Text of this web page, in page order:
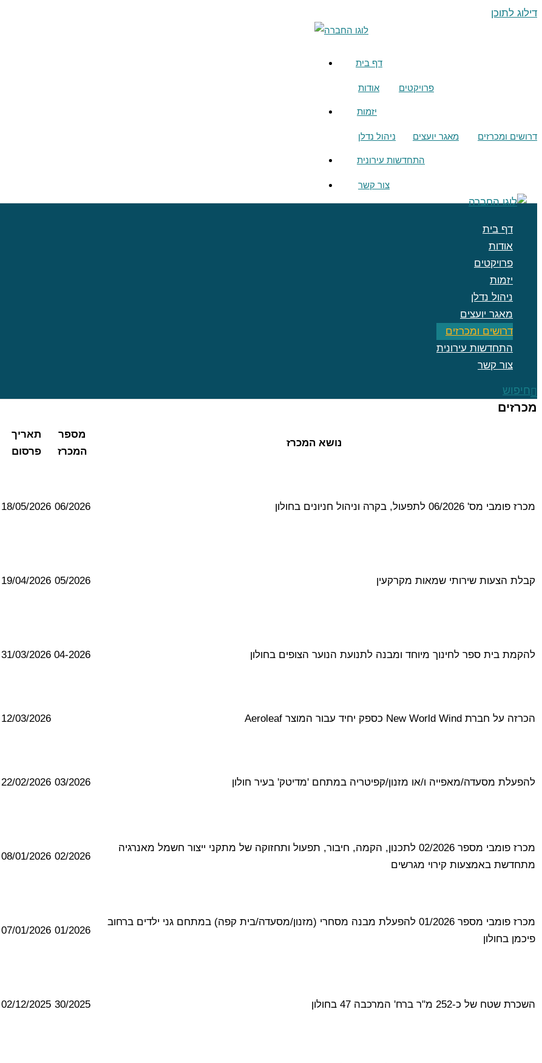
דילוג לתוכן
דף בית
אודות פרויקטים
יזמות
ניהול נדלן מאגר יועצים דרושים ומכרזים
התחדשות עירונית
צור קשר
דף בית
אודות
פרויקטים
יזמות
ניהול נדלן
מאגר יועצים
דרושים ומכרזים
התחדשות עירונית
צור קשר
חיפוש
מכרזים
נושא המכרז
מספר
המכרז
תאריך
פרסום
מכרז פומבי מס' 06/2026 לתפעול, בקרה וניהול חניונים בחולון 06/2026
18/05/2026
קבלת הצעות שירותי שמאות מקרקעין 05/2026
19/04/2026
להקמת בית ספר לחינוך מיוחד ומבנה לתנועת הנוער הצופים בחולון 04-2026
31/03/2026
הכרזה על חברת New World Wind כספק יחיד עבור המוצר Aeroleaf 12/03/2026
להפעלת מסעדה/מאפייה ו/או מזנון/קפיטריה במתחם 'מדיטק' בעיר חולון 03/2026
22/02/2026
מכרז פומבי מספר 02/2026 לתכנון, הקמה, חיבור, תפעול ותחזוקה של מתקני ייצור חשמל מאנרגיה
מתחדשת באמצעות קירוי מגרשים
02/2026
08/01/2026
מכרז פומבי מספר 01/2026 להפעלת מבנה מסחרי (מזנון/מסעדה/בית קפה) במתחם גני ילדים ברחוב
פיכמן בחולון
01/2026
07/01/2026
השכרת שטח של כ-252 מ"ר ברח' המרכבה 47 בחולון 30/2025
02/12/2025